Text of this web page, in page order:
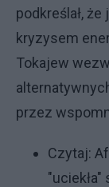
podkreślał,
kryzysem
Tokajew
przez
Czytaj:
"uciekła"